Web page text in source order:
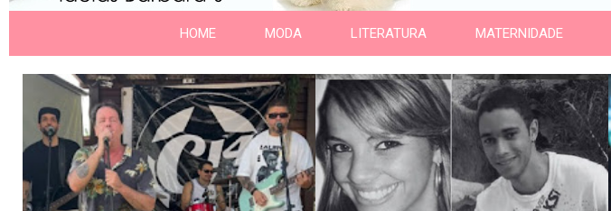
HOME MODA LITERATURA MATERNIDADE